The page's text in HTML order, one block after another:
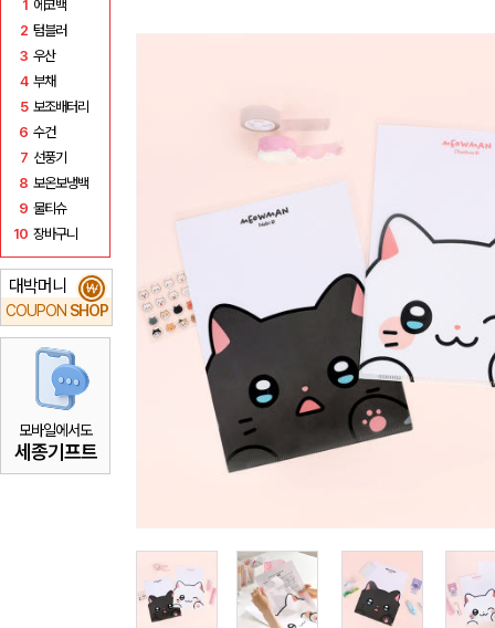
1 에코백
2 텀블러
3 우산
4 부채
5 보조배터리
6 수건
7 선풍기
8 보온보냉백
9 물티슈
10 장바구니
대박머니
COUPON SHOP
₩
모바일에서도
세종기프트